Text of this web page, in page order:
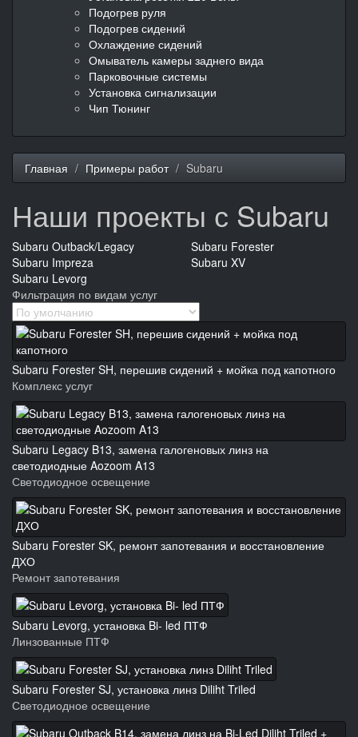
Подогрев руля
Подогрев сидений
Охлаждение сидений
Омыватель камеры заднего вида
Парковочные системы
Установка сигнализации
Чип Тюнинг
Главная Примеры работ Subaru
Наши проекты с Subaru
Subaru Outback/Legacy
Subaru Forester
Subaru Impreza
Subaru XV
Subaru Levorg
Фильтрация по видам услуг
Subaru Forester SH, перешив сидений + мойка под капотного
Комплекс услуг
Subaru Legacy B13, замена галогеновых линз на
светодиодные Aozoom A13
Светодиодное освещение
Subaru Forester SK, ремонт запотевания и восстановление
ДХО
Ремонт запотевания
Subaru Levorg, установка Bi- led ПТФ
Линзованные ПТФ
Subaru Forester SJ, установка линз Diliht Triled
Светодиодное освещение